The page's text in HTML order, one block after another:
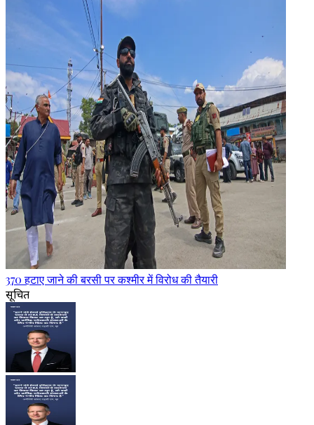
370 हटाए जाने की बरसी पर कश्मीर में विरोध की तैयारी
सूचित